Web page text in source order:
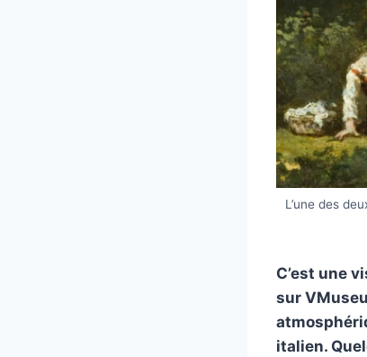
L’une des
C’est une
sur
italien.